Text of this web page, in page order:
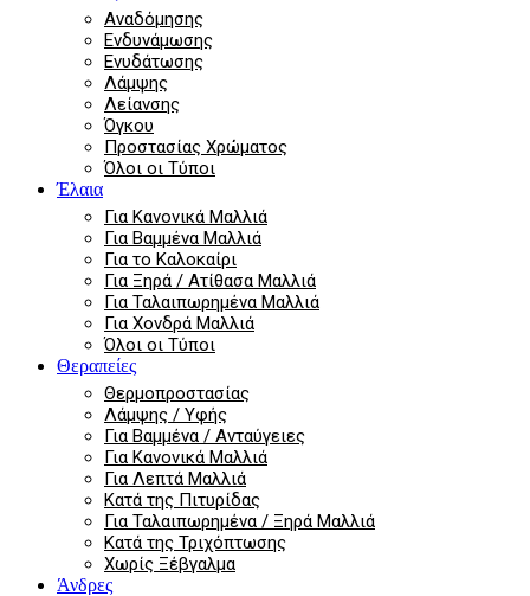
Αναδόμησης
Ενδυνάμωσης
Ενυδάτωσης
Λάμψης
Λείανσης
Όγκου
Προστασίας Χρώματος
Όλοι οι Τύποι
Έλαια
Για Κανονικά Μαλλιά
Για Βαμμένα Μαλλιά
Για το Καλοκαίρι
Για Ξηρά / Ατίθασα Μαλλιά
Για Ταλαιπωρημένα Μαλλιά
Για Χονδρά Μαλλιά
Όλοι οι Τύποι
Θεραπείες
Θερμοπροστασίας
Λάμψης / Υφής
Για Βαμμένα / Ανταύγειες
Για Κανονικά Μαλλιά
Για Λεπτά Μαλλιά
Κατά της Πιτυρίδας
Για Ταλαιπωρημένα / Ξηρά Μαλλιά
Κατά της Τριχόπτωσης
Χωρίς Ξέβγαλμα
Άνδρες